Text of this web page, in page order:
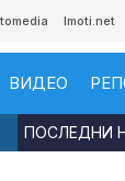
Imoti.net
ВИДЕО
ПОСЛЕДНИ